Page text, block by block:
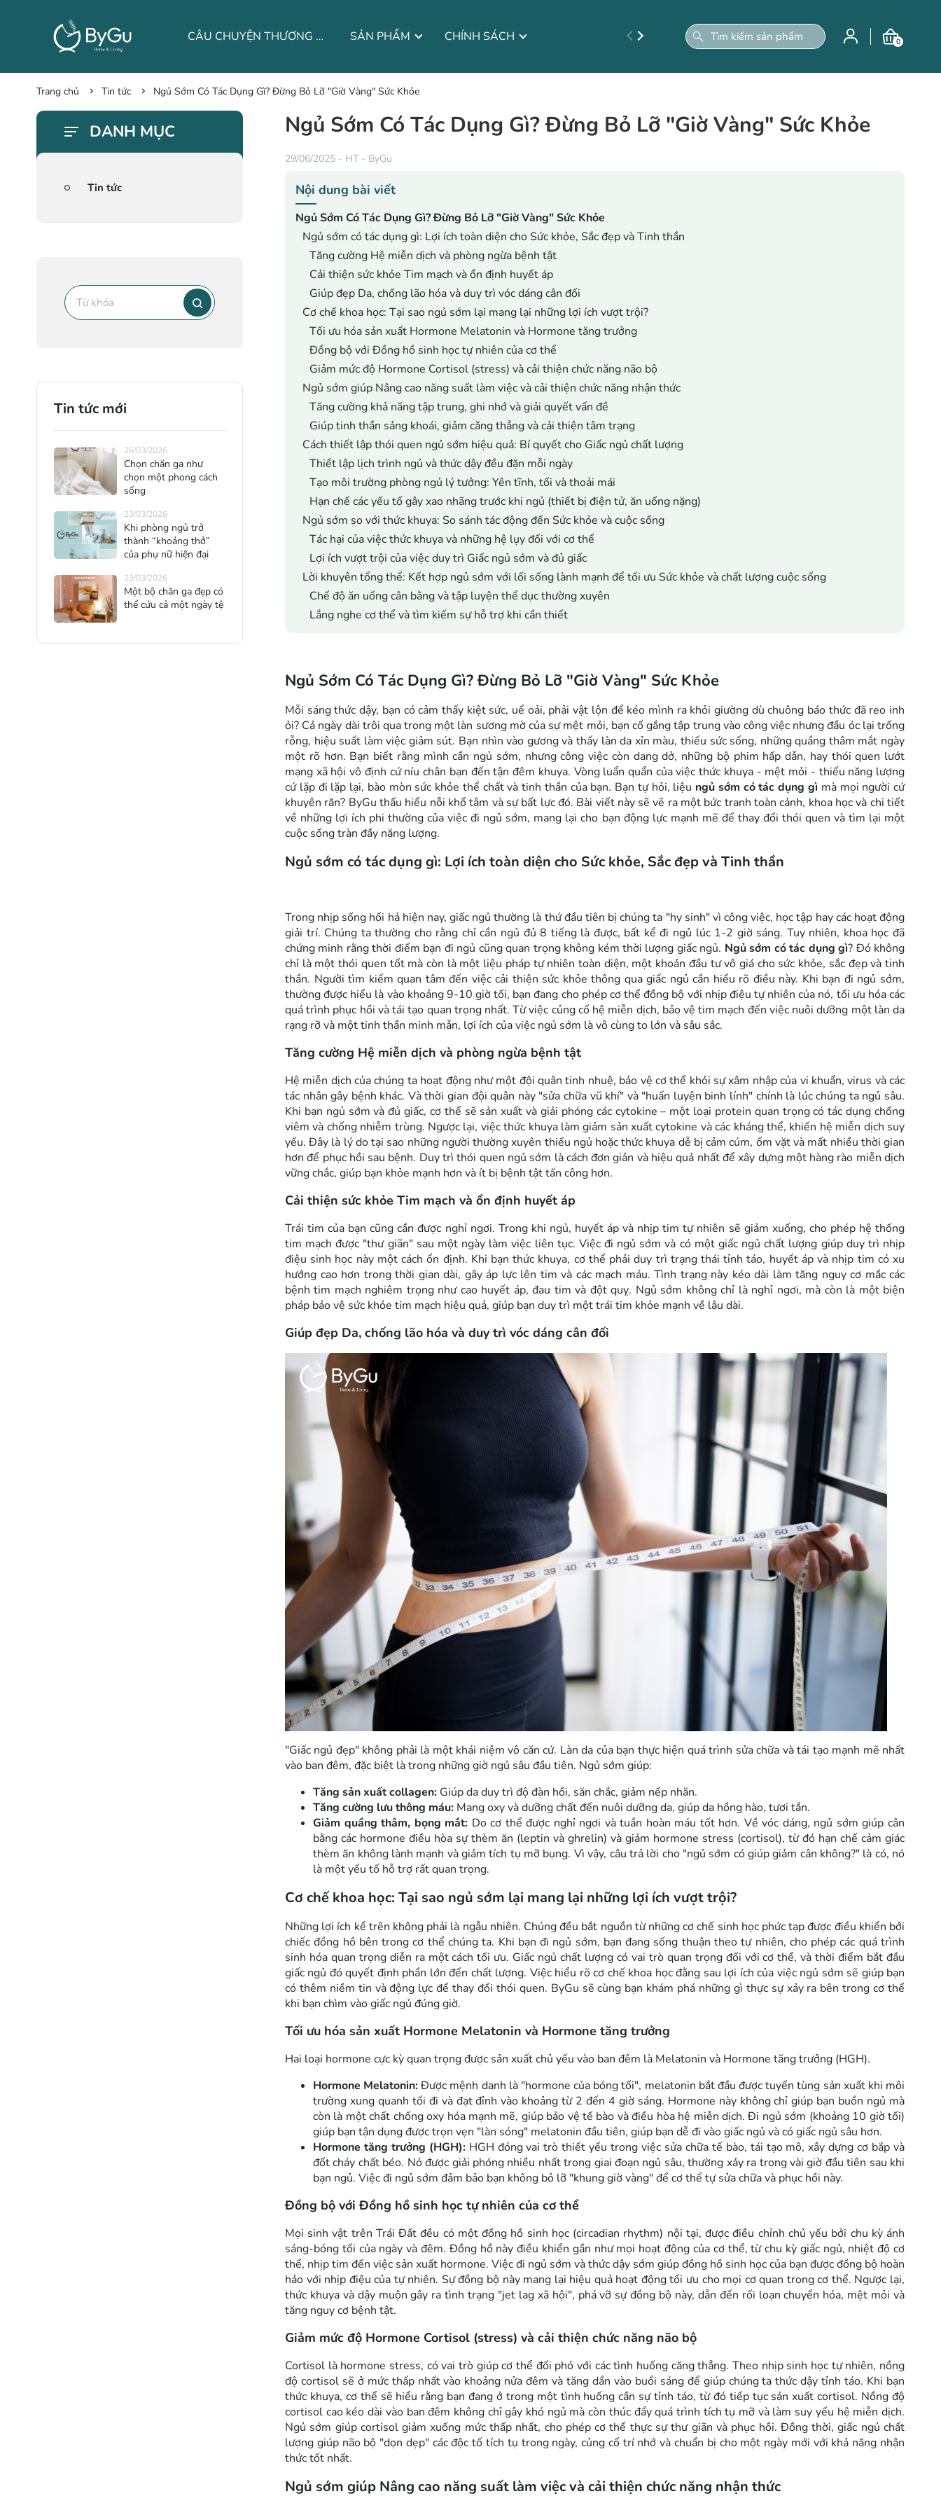
CÂU CHUYỆN THƯƠNG HIỆU SẢN PHẨM CHÍNH SÁCH 0
Trang chủ Tin tức Ngủ Sớm Có Tác Dụng Gì? Đừng Bỏ Lỡ "Giờ Vàng" Sức Khỏe
Ngủ Sớm Có Tác Dụng Gì? Đừng Bỏ Lỡ "Giờ Vàng" Sức Khỏe
29/06/2025 - HT - ByGu
Nội dung bài viết
Ngủ Sớm Có Tác Dụng Gì? Đừng Bỏ Lỡ "Giờ Vàng" Sức Khỏe
Ngủ sớm có tác dụng gì: Lợi ích toàn diện cho Sức khỏe, Sắc đẹp và Tinh thần
Tăng cường Hệ miễn dịch và phòng ngừa bệnh tật
Cải thiện sức khỏe Tim mạch và ổn định huyết áp
Giúp đẹp Da, chống lão hóa và duy trì vóc dáng cân đối
Cơ chế khoa học: Tại sao ngủ sớm lại mang lại những lợi ích vượt trội?
Tối ưu hóa sản xuất Hormone Melatonin và Hormone tăng trưởng
Đồng bộ với Đồng hồ sinh học tự nhiên của cơ thể
Giảm mức độ Hormone Cortisol (stress) và cải thiện chức năng não bộ
Ngủ sớm giúp Nâng cao năng suất làm việc và cải thiện chức năng nhận thức
Tăng cường khả năng tập trung, ghi nhớ và giải quyết vấn đề
Giúp tinh thần sảng khoái, giảm căng thẳng và cải thiện tâm trạng
Cách thiết lập thói quen ngủ sớm hiệu quả: Bí quyết cho Giấc ngủ chất lượng
Thiết lập lịch trình ngủ và thức dậy đều đặn mỗi ngày
Tạo môi trường phòng ngủ lý tưởng: Yên tĩnh, tối và thoải mái
Hạn chế các yếu tố gây xao nhãng trước khi ngủ (thiết bị điện tử, ăn uống nặng)
Ngủ sớm so với thức khuya: So sánh tác động đến Sức khỏe và cuộc sống
Tác hại của việc thức khuya và những hệ lụy đối với cơ thể
Lợi ích vượt trội của việc duy trì Giấc ngủ sớm và đủ giấc
Lời khuyên tổng thể: Kết hợp ngủ sớm với lối sống lành mạnh để tối ưu Sức khỏe và chất lượng cuộc sống
Chế độ ăn uống cân bằng và tập luyện thể dục thường xuyên
Lắng nghe cơ thể và tìm kiếm sự hỗ trợ khi cần thiết
Ngủ Sớm Có Tác Dụng Gì? Đừng Bỏ Lỡ "Giờ Vàng" Sức Khỏe
Mỗi sáng thức dậy, bạn có cảm thấy kiệt sức, uể oải, phải vật lộn để kéo mình ra khỏi giường dù chuông báo thức đã reo inh
ỏi? Cả ngày dài trôi qua trong một làn sương mờ của sự mệt mỏi, bạn cố gắng tập trung vào công việc nhưng đầu óc lại trống
rỗng, hiệu suất làm việc giảm sút. Bạn nhìn vào gương và thấy làn da xỉn màu, thiếu sức sống, những quầng thâm mắt ngày
một rõ hơn. Bạn biết rằng mình cần ngủ sớm, nhưng công việc còn dang dở, những bộ phim hấp dẫn, hay thói quen lướt
mạng xã hội vô định cứ níu chân bạn đến tận đêm khuya. Vòng luẩn quẩn của việc thức khuya - mệt mỏi - thiếu năng lượng
cứ lặp đi lặp lại, bào mòn sức khỏe thể chất và tinh thần của bạn. Bạn tự hỏi, liệu ngủ sớm có tác dụng gì mà mọi người cứ
khuyên răn? ByGu thấu hiểu nỗi khổ tâm và sự bất lực đó. Bài viết này sẽ vẽ ra một bức tranh toàn cảnh, khoa học và chi tiết
về những lợi ích phi thường của việc đi ngủ sớm, mang lại cho bạn động lực mạnh mẽ để thay đổi thói quen và tìm lại một
cuộc sống tràn đầy năng lượng.
Ngủ sớm có tác dụng gì: Lợi ích toàn diện cho Sức khỏe, Sắc đẹp và Tinh thần
Trong nhịp sống hối hả hiện nay, giấc ngủ thường là thứ đầu tiên bị chúng ta "hy sinh" vì công việc, học tập hay các hoạt động
giải trí. Chúng ta thường cho rằng chỉ cần ngủ đủ 8 tiếng là được, bất kể đi ngủ lúc 1-2 giờ sáng. Tuy nhiên, khoa học đã
chứng minh rằng thời điểm bạn đi ngủ cũng quan trọng không kém thời lượng giấc ngủ. Ngủ sớm có tác dụng gì? Đó không
chỉ là một thói quen tốt mà còn là một liệu pháp tự nhiên toàn diện, một khoản đầu tư vô giá cho sức khỏe, sắc đẹp và tinh
thần. Người tìm kiếm quan tâm đến việc cải thiện sức khỏe thông qua giấc ngủ cần hiểu rõ điều này. Khi bạn đi ngủ sớm,
thường được hiểu là vào khoảng 9-10 giờ tối, bạn đang cho phép cơ thể đồng bộ với nhịp điệu tự nhiên của nó, tối ưu hóa các
quá trình phục hồi và tái tạo quan trọng nhất. Từ việc củng cố hệ miễn dịch, bảo vệ tim mạch đến việc nuôi dưỡng một làn da
rạng rỡ và một tinh thần minh mẫn, lợi ích của việc ngủ sớm là vô cùng to lớn và sâu sắc.
Tăng cường Hệ miễn dịch và phòng ngừa bệnh tật
Hệ miễn dịch của chúng ta hoạt động như một đội quân tinh nhuệ, bảo vệ cơ thể khỏi sự xâm nhập của vi khuẩn, virus và các
tác nhân gây bệnh khác. Và thời gian đội quân này "sửa chữa vũ khí" và "huấn luyện binh lính" chính là lúc chúng ta ngủ sâu.
Khi bạn ngủ sớm và đủ giấc, cơ thể sẽ sản xuất và giải phóng các cytokine – một loại protein quan trọng có tác dụng chống
viêm và chống nhiễm trùng. Ngược lại, việc thức khuya làm giảm sản xuất cytokine và các kháng thể, khiến hệ miễn dịch suy
yếu. Đây là lý do tại sao những người thường xuyên thiếu ngủ hoặc thức khuya dễ bị cảm cúm, ốm vặt và mất nhiều thời gian
hơn để phục hồi sau bệnh. Duy trì thói quen ngủ sớm là cách đơn giản và hiệu quả nhất để xây dựng một hàng rào miễn dịch
vững chắc, giúp bạn khỏe mạnh hơn và ít bị bệnh tật tấn công hơn.
Cải thiện sức khỏe Tim mạch và ổn định huyết áp
Trái tim của bạn cũng cần được nghỉ ngơi. Trong khi ngủ, huyết áp và nhịp tim tự nhiên sẽ giảm xuống, cho phép hệ thống
tim mạch được "thư giãn" sau một ngày làm việc liên tục. Việc đi ngủ sớm và có một giấc ngủ chất lượng giúp duy trì nhịp
điệu sinh học này một cách ổn định. Khi bạn thức khuya, cơ thể phải duy trì trạng thái tỉnh táo, huyết áp và nhịp tim có xu
hướng cao hơn trong thời gian dài, gây áp lực lên tim và các mạch máu. Tình trạng này kéo dài làm tăng nguy cơ mắc các
bệnh tim mạch nghiêm trọng như cao huyết áp, đau tim và đột quỵ. Ngủ sớm không chỉ là nghỉ ngơi, mà còn là một biện
pháp bảo vệ sức khỏe tim mạch hiệu quả, giúp bạn duy trì một trái tim khỏe mạnh về lâu dài.
Giúp đẹp Da, chống lão hóa và duy trì vóc dáng cân đối
"Giấc ngủ đẹp" không phải là một khái niệm vô căn cứ. Làn da của bạn thực hiện quá trình sửa chữa và tái tạo mạnh mẽ nhất
vào ban đêm, đặc biệt là trong những giờ ngủ sâu đầu tiên. Ngủ sớm giúp:
Tăng sản xuất collagen: Giúp da duy trì độ đàn hồi, săn chắc, giảm nếp nhăn.
Tăng cường lưu thông máu: Mang oxy và dưỡng chất đến nuôi dưỡng da, giúp da hồng hào, tươi tắn.
Giảm quầng thâm, bọng mắt: Do cơ thể được nghỉ ngơi và tuần hoàn máu tốt hơn. Về vóc dáng, ngủ sớm giúp cân
bằng các hormone điều hòa sự thèm ăn (leptin và ghrelin) và giảm hormone stress (cortisol), từ đó hạn chế cảm giác
thèm ăn không lành mạnh và giảm tích tụ mỡ bụng. Vì vậy, câu trả lời cho "ngủ sớm có giúp giảm cân không?" là có, nó
là một yếu tố hỗ trợ rất quan trọng.
Cơ chế khoa học: Tại sao ngủ sớm lại mang lại những lợi ích vượt trội?
Những lợi ích kể trên không phải là ngẫu nhiên. Chúng đều bắt nguồn từ những cơ chế sinh học phức tạp được điều khiển bởi
chiếc đồng hồ bên trong cơ thể chúng ta. Khi bạn đi ngủ sớm, bạn đang sống thuận theo tự nhiên, cho phép các quá trình
sinh hóa quan trọng diễn ra một cách tối ưu. Giấc ngủ chất lượng có vai trò quan trọng đối với cơ thể, và thời điểm bắt đầu
giấc ngủ đó quyết định phần lớn đến chất lượng. Việc hiểu rõ cơ chế khoa học đằng sau lợi ích của việc ngủ sớm sẽ giúp bạn
có thêm niềm tin và động lực để thay đổi thói quen. ByGu sẽ cùng bạn khám phá những gì thực sự xảy ra bên trong cơ thể
khi bạn chìm vào giấc ngủ đúng giờ.
Tối ưu hóa sản xuất Hormone Melatonin và Hormone tăng trưởng
Hai loại hormone cực kỳ quan trọng được sản xuất chủ yếu vào ban đêm là Melatonin và Hormone tăng trưởng (HGH).
Hormone Melatonin:Được mệnh danh là "hormone của bóng tối", melatonin bắt đầu được tuyến tùng sản xuất khi môi
trường xung quanh tối đi và đạt đỉnh vào khoảng từ 2 đến 4 giờ sáng. Hormone này không chỉ giúp bạn buồn ngủ mà
còn là một chất chống oxy hóa mạnh mẽ, giúp bảo vệ tế bào và điều hòa hệ miễn dịch. Đi ngủ sớm (khoảng 10 giờ tối)
giúp bạn tận dụng được trọn vẹn "làn sóng" melatonin đầu tiên, giúp bạn dễ đi vào giấc ngủ và có giấc ngủ sâu hơn.
Hormone tăng trưởng (HGH):HGH đóng vai trò thiết yếu trong việc sửa chữa tế bào, tái tạo mô, xây dựng cơ bắp và
đốt cháy chất béo. Nó được giải phóng nhiều nhất trong giai đoạn ngủ sâu, thường xảy ra trong vài giờ đầu tiên sau khi
bạn ngủ. Việc đi ngủ sớm đảm bảo bạn không bỏ lỡ "khung giờ vàng" để cơ thể tự sửa chữa và phục hồi này.
Đồng bộ với Đồng hồ sinh học tự nhiên của cơ thể
Mọi sinh vật trên Trái Đất đều có một đồng hồ sinh học (circadian rhythm) nội tại, được điều chỉnh chủ yếu bởi chu kỳ ánh
sáng-bóng tối của ngày và đêm. Đồng hồ này điều khiển gần như mọi hoạt động của cơ thể, từ chu kỳ giấc ngủ, nhiệt độ cơ
thể, nhịp tim đến việc sản xuất hormone. Việc đi ngủ sớm và thức dậy sớm giúp đồng hồ sinh học của bạn được đồng bộ hoàn
hảo với nhịp điệu của tự nhiên. Sự đồng bộ này mang lại hiệu quả hoạt động tối ưu cho mọi cơ quan trong cơ thể. Ngược lại,
thức khuya và dậy muộn gây ra tình trạng "jet lag xã hội", phá vỡ sự đồng bộ này, dẫn đến rối loạn chuyển hóa, mệt mỏi và
tăng nguy cơ bệnh tật.
Giảm mức độ Hormone Cortisol (stress) và cải thiện chức năng não bộ
Cortisol là hormone stress, có vai trò giúp cơ thể đối phó với các tình huống căng thẳng. Theo nhịp sinh học tự nhiên, nồng
độ cortisol sẽ ở mức thấp nhất vào khoảng nửa đêm và tăng dần vào buổi sáng để giúp chúng ta thức dậy tỉnh táo. Khi bạn
thức khuya, cơ thể sẽ hiểu rằng bạn đang ở trong một tình huống cần sự tỉnh táo, từ đó tiếp tục sản xuất cortisol. Nồng độ
cortisol cao kéo dài vào ban đêm không chỉ gây khó ngủ mà còn thúc đẩy quá trình tích tụ mỡ và làm suy yếu hệ miễn dịch.
Ngủ sớm giúp cortisol giảm xuống mức thấp nhất, cho phép cơ thể thực sự thư giãn và phục hồi. Đồng thời, giấc ngủ chất
lượng giúp não bộ "dọn dẹp" các độc tố tích tụ trong ngày, củng cố trí nhớ và chuẩn bị cho một ngày mới với khả năng nhận
thức tốt nhất.
Ngủ sớm giúp Nâng cao năng suất làm việc và cải thiện chức năng nhận thức
DANH MỤC
Tin tức
Tin tức mới
26/03/2026
Chọn chăn ga như
chọn một phong cách
sống
23/03/2026
Khi phòng ngủ trở
thành “khoảng thở”
của phụ nữ hiện đại
23/03/2026
Một bộ chăn ga đẹp có
thể cứu cả một ngày tệ